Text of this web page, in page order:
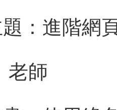
：進階網
老師